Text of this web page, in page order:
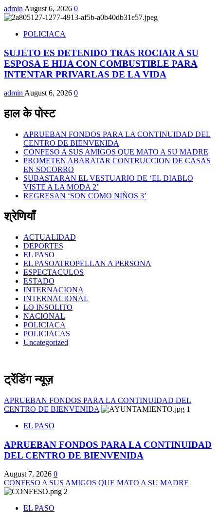
admin August 6, 2026 0
POLICIACA
SUJETO ES DETENIDO TRAS ROCIAR A SU
ESPOSA E HIJA CON COMBUSTIBLE PARA
INTENTAR PRIVARLAS DE LA VIDA
adminAugust 6, 2026 0
हाल के पोस्ट
APRUEBAN FONDOS PARA LA CONTINUIDAD DEL
CENTRO DE BIENVENIDA
CONFESO A SUS AMIGOS QUE MATO A SU MADRE
PROMETEN ABARATAR CONTRUCCION DE CASAS
EN SOCORRO
SUBASTARAN EL VESTUARIO DE ‘EL DIABLO
VISTE A LA MODA 2’
REGRESAN ‘SON COMO NIÑOS 3’
श्रेणियाँ
ACTUALIDAD
DEPORTES
EL PASO
EL PASOATROPELLAN A PERSONA
ESPECTACULOS
ESTADO
INTERNACIONA
INTERNACIONAL
LO INSOLITO
NACIONAL
POLICIACA
POLICIACAS
Uncategorized
ट्रेंडिंग न्यूज़
APRUEBAN FONDOS PARA LA CONTINUIDAD DEL
CENTRO DE BIENVENIDA
1
EL PASO
APRUEBAN FONDOS PARA LA CONTINUIDAD
DEL CENTRO DE BIENVENIDA
August 7, 2026 0
CONFESO A SUS AMIGOS QUE MATO A SU MADRE
2
EL PASO